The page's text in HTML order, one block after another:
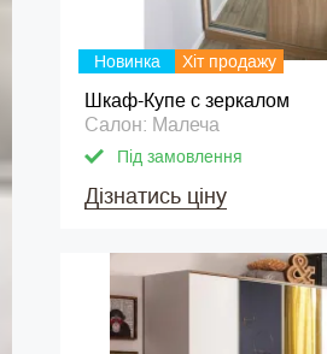
Новинка Хіт продажу
Шкаф-Купе с зеркалом
Салон: Малеча
Під замовлення
Дізнатись ціну